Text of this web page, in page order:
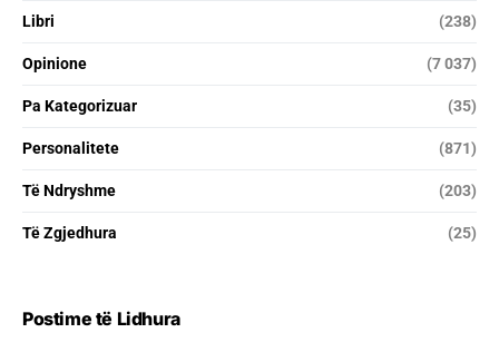
Libri (238)
Opinione (7 037)
Pa Kategorizuar (35)
Personalitete (871)
Të Ndryshme (203)
Të Zgjedhura (25)
Postime të Lidhura